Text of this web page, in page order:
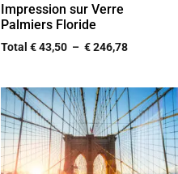
Impression sur Verre
Palmiers Floride
Total €43,50 – €246,78
Plage
de
prix :
€ 43,50
à
€ 246,78